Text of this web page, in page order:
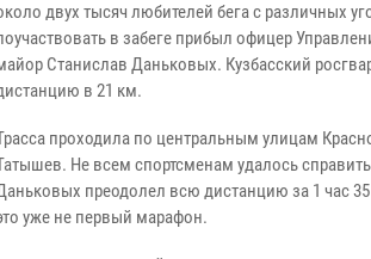
двух тысяч любителей бега с различных
в забеге прибыл офицер
Станислав Даньковых. Кузбасский
в 21 км.
проходила по центральным улицам
Не всем спортсменам удалось
преодолел всю дистанцию за 1 час
уже не первый марафон.